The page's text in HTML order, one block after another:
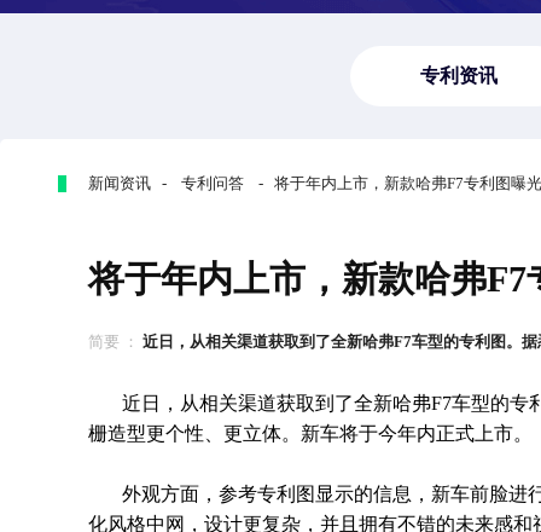
专利资讯
新闻资讯 - 专利问答 - 将于年内上市，新款哈弗F7专利图曝光
将于年内上市，新款哈弗F7
简要 ： 近日，从相关渠道获取到了全新哈弗F7车型的专利图。据
近日，从相关渠道获取到了全新哈弗F7车型的
栅造型更个性、更立体。新车将于今年内正式上市。
外观方面，参考专利图显示的信息，新车前脸进
化风格中网，设计更复杂，并且拥有不错的未来感